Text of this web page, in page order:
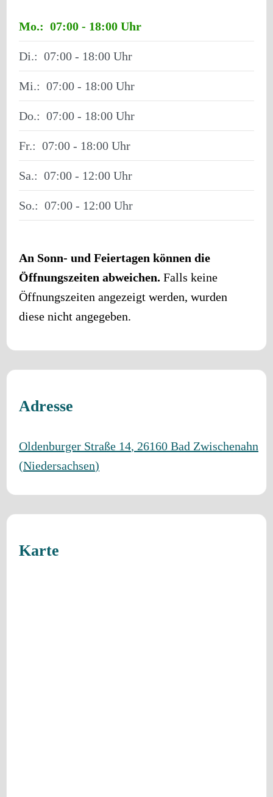
Mo.: 07:00 - 18:00
Di.: 07:00 - 18:00
Mi.: 07:00 - 18:00
Do.: 07:00 - 18:00
Fr.: 07:00 - 18:00
Sa.: 07:00 - 12:00
So.: 07:00 - 12:00
An Sonn- und Feiertagen können die
Öffnungszeiten abweichen. Falls keine
Öffnungszeiten angezeigt werden, wurden
diese nicht angegeben.
Adresse
Oldenburger Straße 14, 26160 Bad Zwischenahn
(Niedersachsen)
Karte